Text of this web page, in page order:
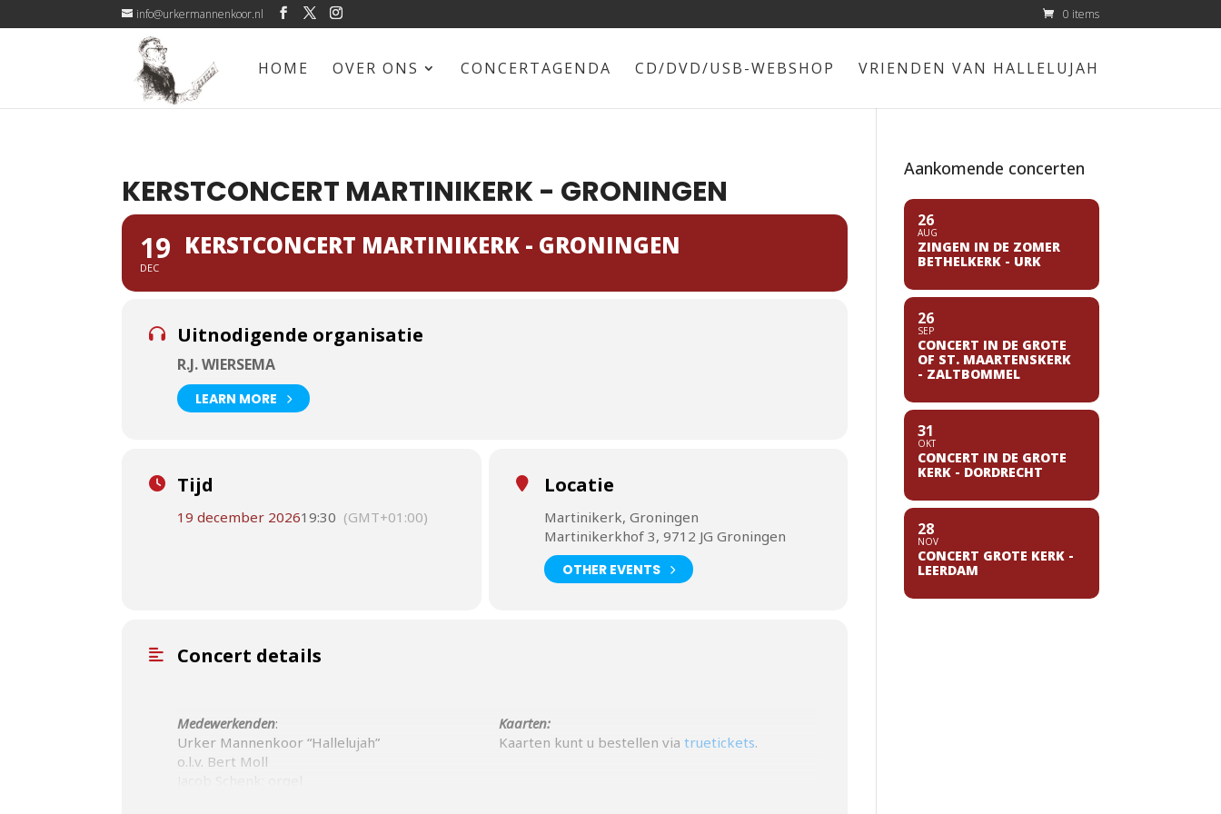
info@urkermannenkoor.nl 0 items
HOME OVER ONS CONCERTAGENDA CD/DVD/USB-WEBSHOP VRIENDEN VAN HALLELUJAH
KERSTCONCERT MARTINIKERK - GRONINGEN
19
DEC
KERSTCONCERT MARTINIKERK - GRONINGEN
Uitnodigende organisatie
R.J. WIERSEMA
LEARN MORE
Tijd
19 december 202619:30 (GMT+01:00)
Locatie
Martinikerk, Groningen
Martinikerkhof 3, 9712 JG Groningen
OTHER EVENTS
Concert details
Medewerkenden:
Urker Mannenkoor “Hallelujah”
o.l.v. Bert Moll
Kaarten:
Kaarten kunt u bestellen viatruetickets.
Aankomende concerten
26
AUG
ZINGEN IN DE ZOMER
BETHELKERK - URK
26
SEP
CONCERT IN DE GROTE
OF ST. MAARTENSKERK
- ZALTBOMMEL
31
OKT
CONCERT IN DE GROTE
KERK - DORDRECHT
28
NOV
CONCERT GROTE KERK -
LEERDAM